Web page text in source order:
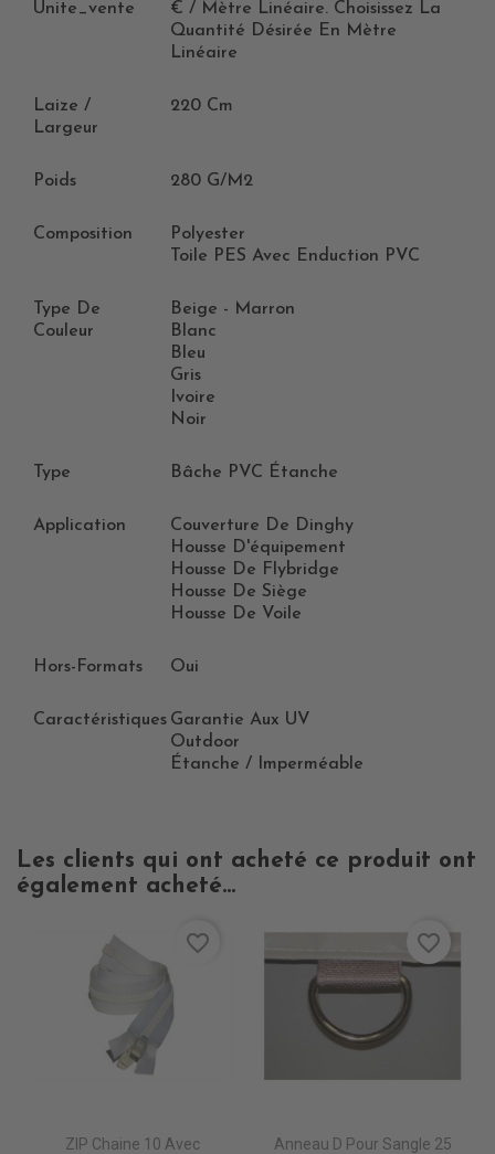
Unite_vente
€ / Mètre Linéaire. Choisissez La
Quantité Désirée En Mètre
Linéaire
Laize /
Largeur
220 Cm
Poids 280 G/m2
Composition
Polyester
Toile PES Avec Enduction PVC
Type De
Couleur
Beige - Marron
Blanc
Bleu
Gris
Ivoire
Noir
Type Bâche PVC Étanche
Application
Couverture De Dinghy
Housse D'équipement
Housse De Flybridge
Housse De Siège
Housse De Voile
Hors-Formats Oui
Caractéristiques Garantie Aux UV
Outdoor
Étanche / Imperméable
Les clients qui ont acheté ce produit ont
également acheté...
ZIP Chaine 10 Avec
favorite_border
Anneau D Pour Sangle 25
favorite_border